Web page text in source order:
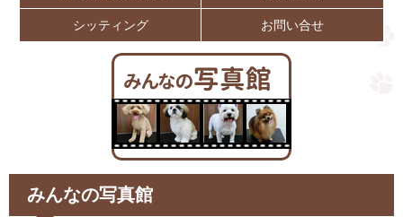
シッティング お問い合せ
みんなの写真館